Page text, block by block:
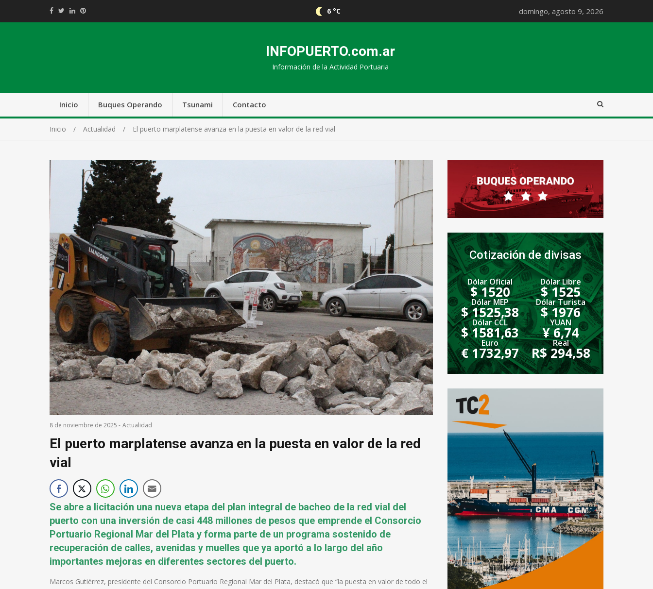
6 °C domingo, agosto 9, 2026
INFOPUERTO.com.ar
Información de la Actividad Portuaria
Inicio Buques Operando Tsunami Contacto
Inicio Actualidad El puerto marplatense avanza en la puesta en valor de la red vial
8 de noviembre de 2025 - Actualidad
El puerto marplatense avanza en la puesta en valor de la red
vial
Se abre a licitación una nueva etapa del plan integral de bacheo de la red vial del
puerto con una inversión de casi 448 millones de pesos que emprende el Consorcio
Portuario Regional Mar del Plata y forma parte de un programa sostenido de
recuperación de calles, avenidas y muelles que ya aportó a lo largo del año
importantes mejoras en diferentes sectores del puerto.
Marcos Gutiérrez, presidente del Consorcio Portuario Regional Mar del Plata, destacó que “la puesta en valor de todo el
Cotización de divisas
Dólar Oficial
$ 1520
Dólar Libre
$ 1525
Dólar MEP
$ 1525,38
Dólar Turista
$ 1976
Dólar CCL
$ 1581,63
YUAN
¥ 6,74
Euro
€ 1732,97
Real
R$ 294,58